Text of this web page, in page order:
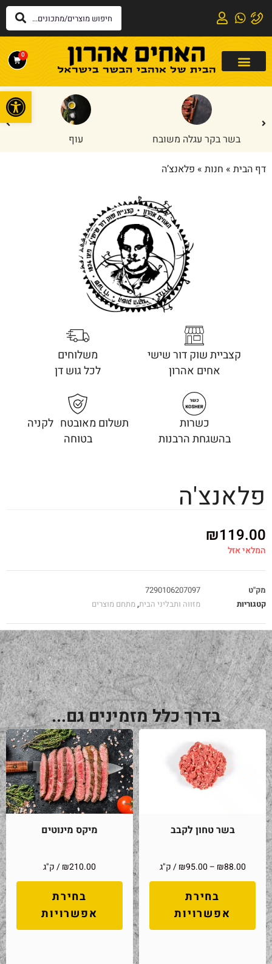
0
בשר בקר עגלה משובח עוף
דף הבית » חנות » פלאנצ’ה
פלאנצ'ה
₪119.00
המלאי אזל
מק"ט
7290106207097
קטגוריות
מזווה ותבליני הבית,מתחם מוצרים
קצביית שוק דור שישי
אחים אהרון
משלוחים
לכל גוש דן
כשרות
בהשגחת הרבנות
תשלום מאובטח לקניה
בטוחה
בדרך כלל מזמינים גם...
בשר טחון לקבב
₪88.00
–
₪95.00 / ק"ג
בחירת
אפשרויות
מיקס מינוטים
₪210.00 / ק"ג
בחירת
אפשרויות